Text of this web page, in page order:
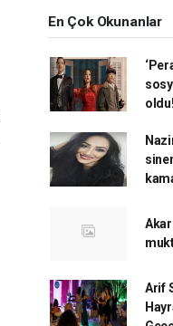
En Çok Okunanlar
oldu!
Arif